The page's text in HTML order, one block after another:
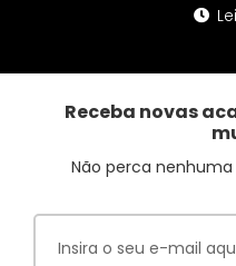
Receba novas
Não perca